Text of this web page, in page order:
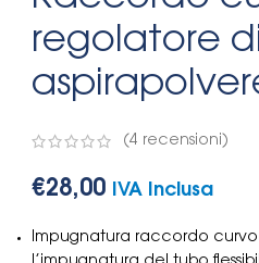
regolatore
(4 recensioni)
€28,00 IVA Inclusa
Impugnatura raccordo